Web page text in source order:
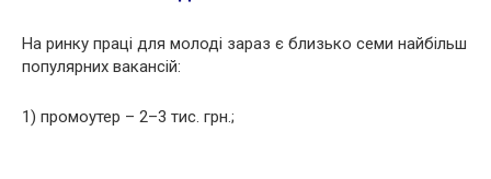
На ринку праці для молоді зараз є близько семи найбільш
популярних вакансій:
1) промоутер – 2–3 тис. грн.;